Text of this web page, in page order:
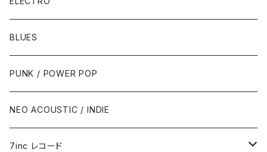
BLUES
PUNK / POWER POP
NEO ACOUSTIC / INDIE
7inc レコード